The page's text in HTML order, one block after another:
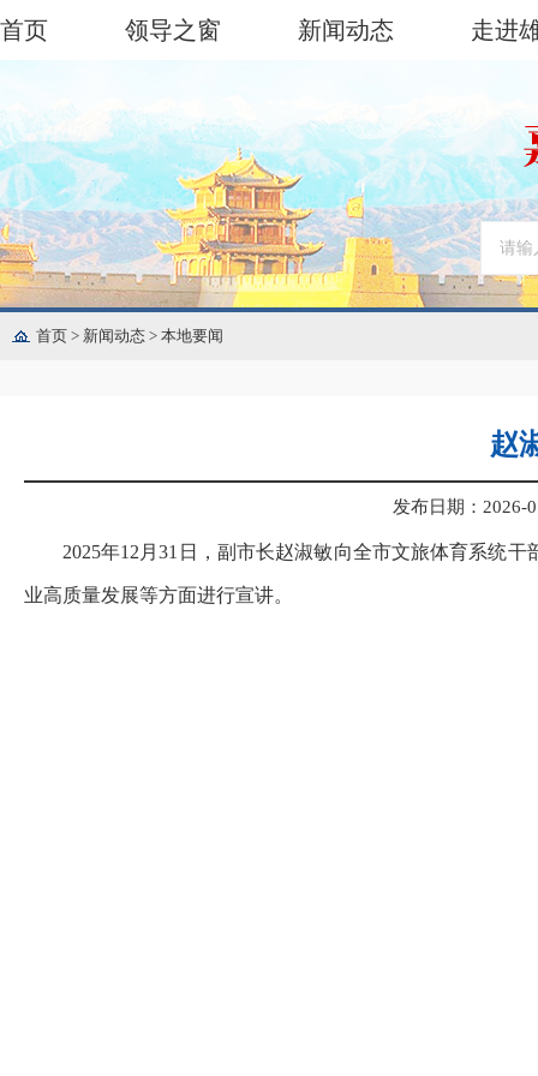
首页 领导之窗 新闻动态 走进
首页 > 新闻动态 > 本地要闻
赵
发布日期：2026-
2025年12月31日，副市长赵淑敏向全市文旅体育系统
业高质量发展等方面进行宣讲。